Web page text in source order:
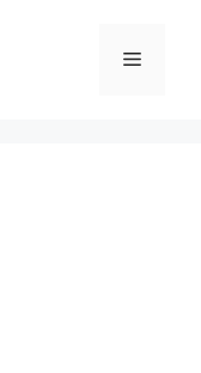
Menú